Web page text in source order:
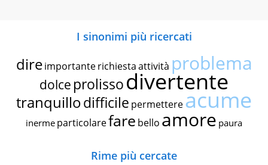
I sinonimi più ricercati
dire importante richiestaattività problema
dolce prolissodivertente
tranquillodifficile permettereacume
inerme particolarefare bello amore paura
Rime più cercate